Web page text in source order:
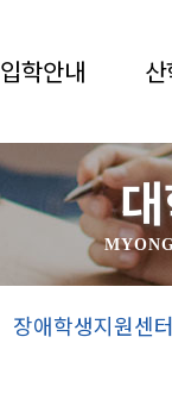
입학안내
장애학생지원센터